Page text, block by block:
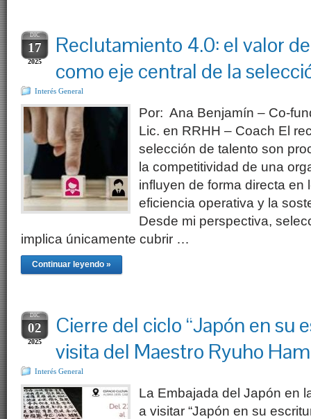
DIC
17
2025
Reclutamiento 4.0: el valor
como eje central de la
Interés General
Por: Ana Benjamín – Co-
Lic. en RRHH – Coach El
selección de talento son
la competitividad de una
influyen de forma directa en
eficiencia operativa y la
Desde mi perspectiva,
implica únicamente cubrir …
Continuar leyendo »
DIC
02
2025
Cierre del ciclo “Japón en su
visita del Maestro Ryuho
Interés General
La Embajada del Japón en
a visitar “Japón en su